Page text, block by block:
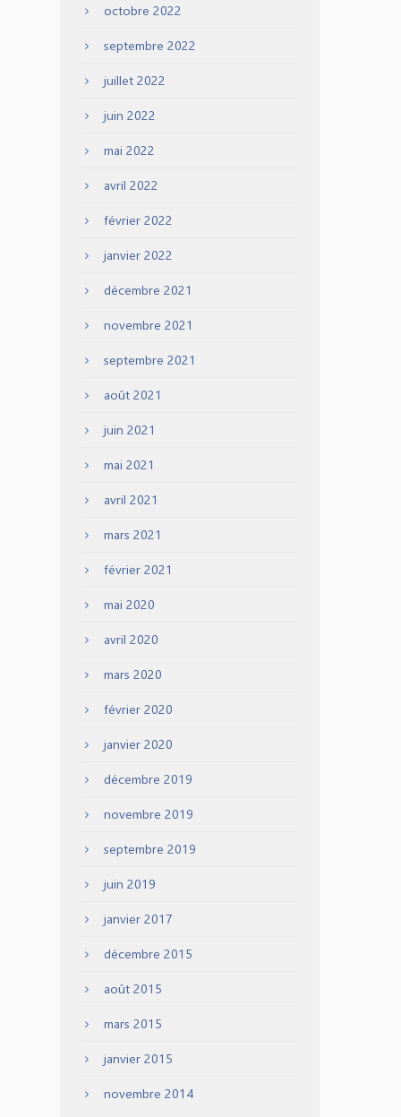
octobre 2022
septembre 2022
juillet 2022
juin 2022
mai 2022
avril 2022
février 2022
janvier 2022
décembre 2021
novembre 2021
septembre 2021
août 2021
juin 2021
mai 2021
avril 2021
mars 2021
février 2021
mai 2020
avril 2020
mars 2020
février 2020
janvier 2020
décembre 2019
novembre 2019
septembre 2019
juin 2019
janvier 2017
décembre 2015
août 2015
mars 2015
janvier 2015
novembre 2014